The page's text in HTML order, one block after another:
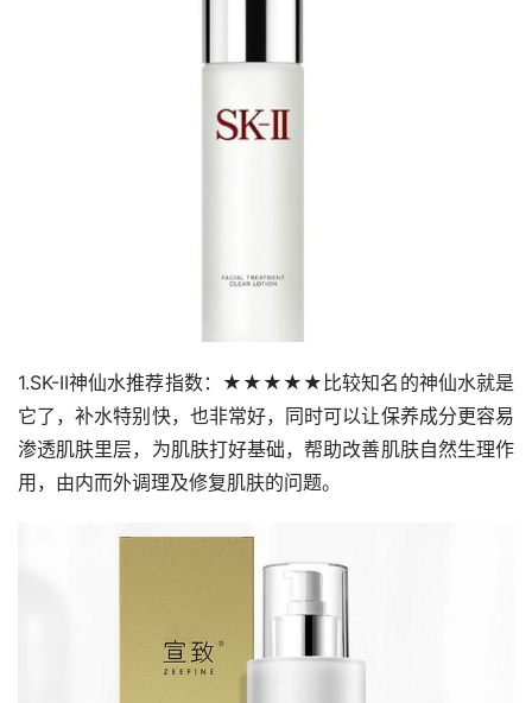
1.SK-II神仙水推荐指数：★★★★★比较知名的神仙水就是
它了，补水特别快，也非常好，同时可以让保养成分更容易
渗透肌肤里层，为肌肤打好基础，帮助改善肌肤自然生理作
用，由内而外调理及修复肌肤的问题。